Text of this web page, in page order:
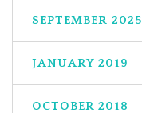
SEPTEMBER 2025
JANUARY 2019
OCTOBER 2018